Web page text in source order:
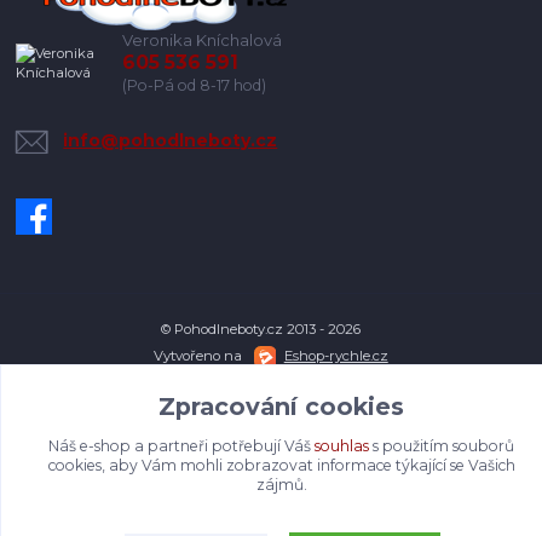
Veronika Kníchalová
605 536 591
(Po-Pá od 8-17 hod)
info@pohodlneboty.cz
© Pohodlneboty.cz 2013 - 2026
Vytvořeno na
Eshop-rychle.cz
Zpracování cookies
Náš e-shop a partneři potřebují Vášsouhlas s použitím souborů
cookies, aby Vám mohli zobrazovat informace týkající se Vašich
zájmů.